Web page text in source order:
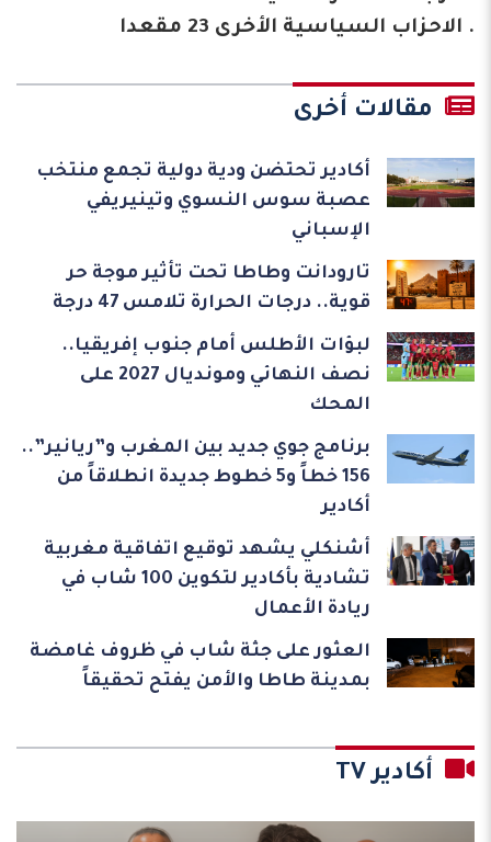
. الاحزاب السياسية الأخرى 23 مقعدا
مقالات أخرى
أكادير تحتضن ودية دولية تجمع منتخب
عصبة سوس النسوي وتينيريفي
الإسباني
تارودانت وطاطا تحت تأثير موجة حر
قوية.. درجات الحرارة تلامس 47 درجة
لبؤات الأطلس أمام جنوب إفريقيا..
نصف النهائي ومونديال 2027 على
المحك
برنامج جوي جديد بين المغرب و”ريانير”..
156 خطاً و5 خطوط جديدة انطلاقاً من
أكادير
أشنكلي يشهد توقيع اتفاقية مغربية
تشادية بأكادير لتكوين 100 شاب في
ريادة الأعمال
العثور على جثة شاب في ظروف غامضة
بمدينة طاطا والأمن يفتح تحقيقاً
أكادير TV